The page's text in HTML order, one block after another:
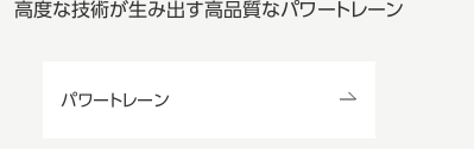
高度な技術が生み出す高品質なパワートレーン
パワートレーン